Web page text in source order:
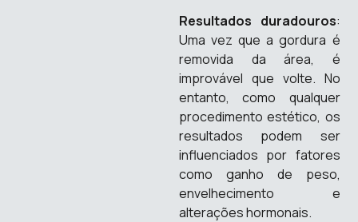
Resultados duradouros:
Uma vez que a gordura é
removida da área, é
improvável que volte. No
entanto, como qualquer
procedimento estético, os
resultados podem ser
influenciados por fatores
como ganho de peso,
envelhecimento e
alterações hormonais.